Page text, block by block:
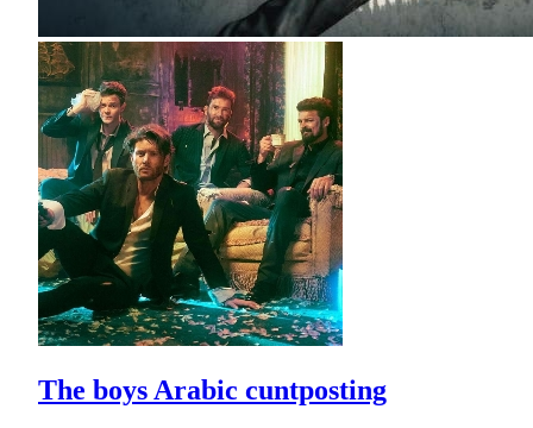
The boys Arabic cuntposting